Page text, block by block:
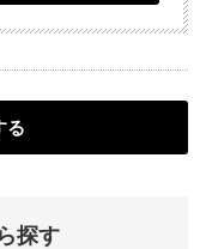
る
探す